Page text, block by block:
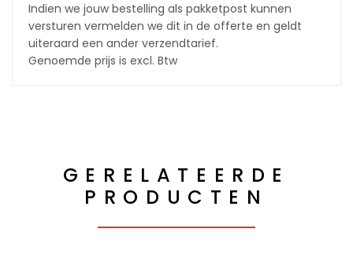
Indien we jouw bestelling als pakketpost kunnen
versturen vermelden we dit in de offerte en geldt
uiteraard een ander verzendtarief.
Genoemde prijs is excl. Btw
GERELATEERDE
PRODUCTEN